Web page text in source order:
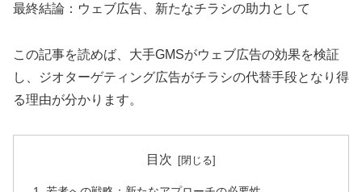
最終結論：ウェブ広告、新たなチラシの助力として
この記事を読めば、大手GMSがウェブ広告の効果を検証
し、ジオターゲティング広告がチラシの代替手段となり得
る理由が分かります。
目次